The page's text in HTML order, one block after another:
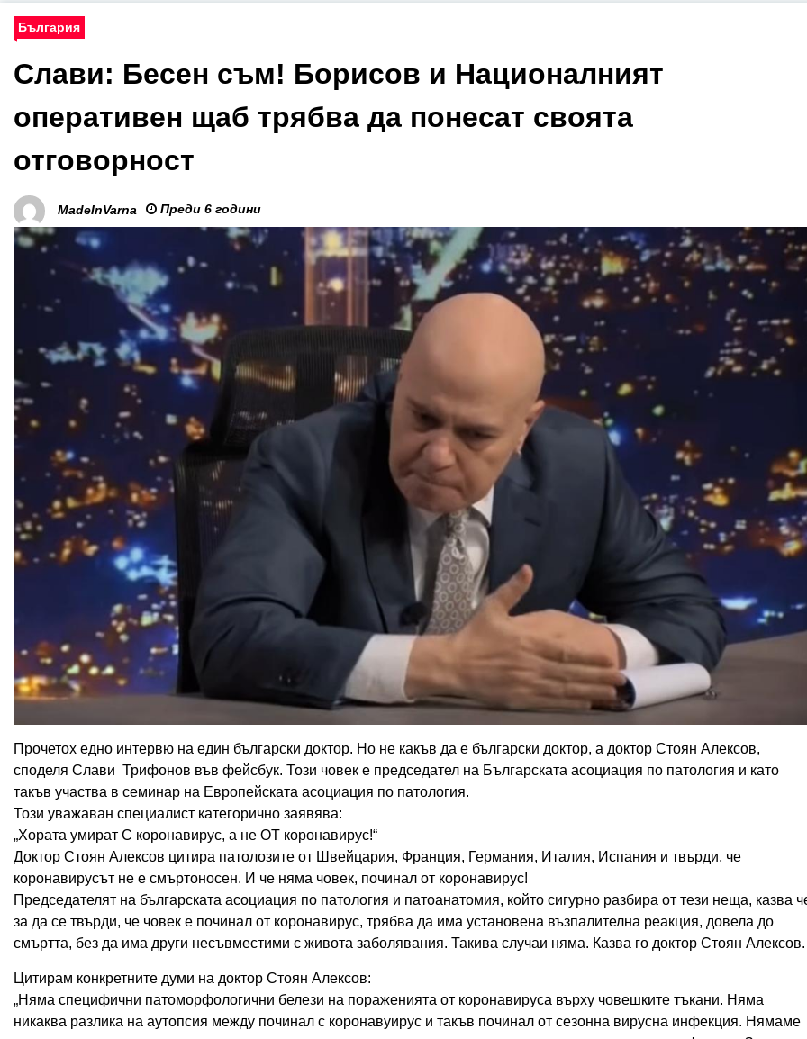
България
Слави: Бесен съм! Борисов и Националният
оперативен щаб трябва да понесат своята
отговорност
MadeInVarna Преди 6 години
Прочетох едно интервю на един български доктор. Но не какъв да е български доктор, а доктор Стоян Алексов,
споделя Слави Трифонов във фейсбук. Този човек е председател на Българската асоциация по патология и като
такъв участва в семинар на Европейската асоциация по патология.
Този уважаван специалист категорично заявява:
„Хората умират С коронавирус, а не ОТ коронавирус!“
Доктор Стоян Алексов цитира патолозите от Швейцария, Франция, Германия, Италия, Испания и твърди, че
коронавирусът не е смъртоносен. И че няма човек, починал от коронавирус!
Председателят на българската асоциация по патология и патоанатомия, който сигурно разбира от тези неща, казва
за да се твърди, че човек е починал от коронавирус, трябва да има установена възпалителна реакция, довела до
смъртта, без да има други несъвместими с живота заболявания. Такива случаи няма. Казва го доктор Стоян Алексов.
Цитирам конкретните думи на доктор Стоян Алексов:
„Няма специфични патоморфологични белези на пораженията от коронавируса върху човешките тъкани. Няма
никаква разлика на аутопсия между починал с коронавуирус и такъв починал от сезонна вирусна инфекция. Нямаме